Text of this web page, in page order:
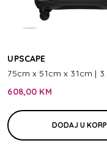
UPSCAPE
75cm x 51cm x 31cm |
608,00 KM
DODAJ U